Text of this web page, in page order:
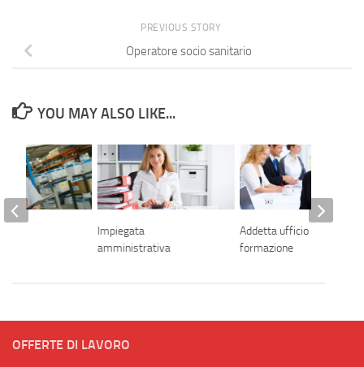
PREVIOUS STORY
Operatore socio sanitario
YOU MAY ALSO LIKE...
Impiegata
amministrativa
Addetta ufficio
formazione
OFFERTE DI LAVORO